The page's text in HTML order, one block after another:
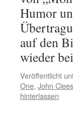
Humor
auf den
wieder
Veröffentlicht
One, John
hinterlassen